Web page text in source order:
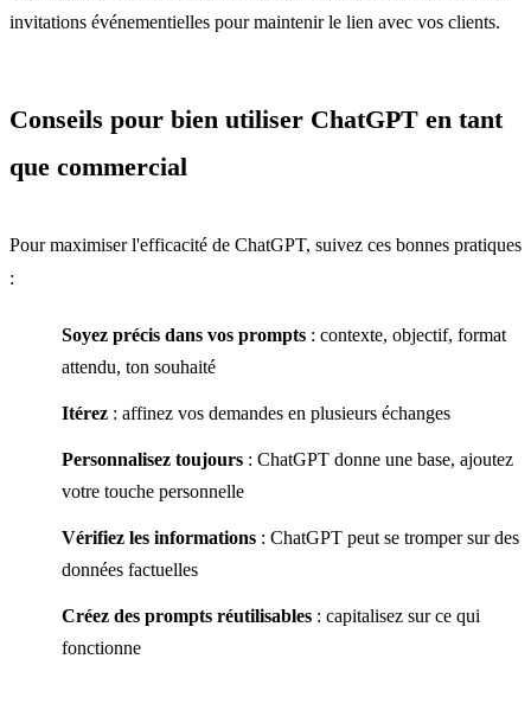
invitations événementielles pour maintenir le lien avec vos clients.
Conseils pour bien utiliser ChatGPT en tant
que commercial
Pour maximiser l'efficacité de ChatGPT, suivez ces bonnes pratiques
:
Soyez précis dans vos prompts : contexte, objectif, format
attendu, ton souhaité
Itérez : affinez vos demandes en plusieurs échanges
Personnalisez toujours : ChatGPT donne une base, ajoutez
votre touche personnelle
Vérifiez les informations : ChatGPT peut se tromper sur des
données factuelles
Créez des prompts réutilisables : capitalisez sur ce qui
fonctionne